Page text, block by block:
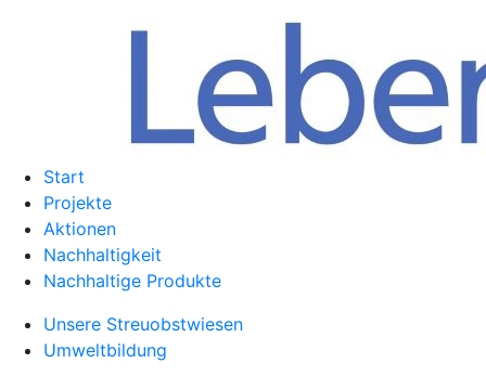
Start
Projekte
Aktionen
Nachhaltigkeit
Nachhaltige Produkte
Unsere Streuobstwiesen
Umweltbildung